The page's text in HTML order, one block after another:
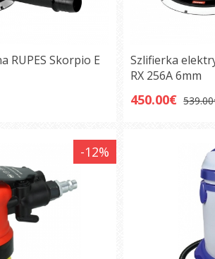
RUPES Skorpio E
Szlifierka
RX 256A 6mm
450.00€
-12%